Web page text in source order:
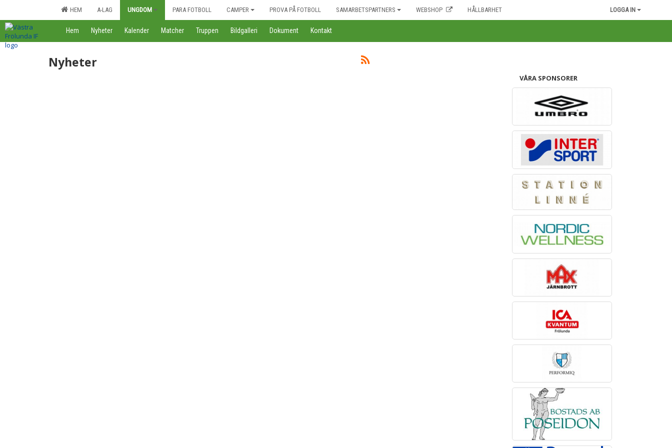
HEM A-LAG UNGDOM PARA FOTBOLL CAMPER PROVA PÅ FOTBOLL SAMARBETSPARTNERS WEBSHOP HÅLLBARHET LOGGA IN
Hem Nyheter Kalender Matcher Truppen Bildgalleri Dokument Kontakt
Nyheter
VÅRA SPONSORER